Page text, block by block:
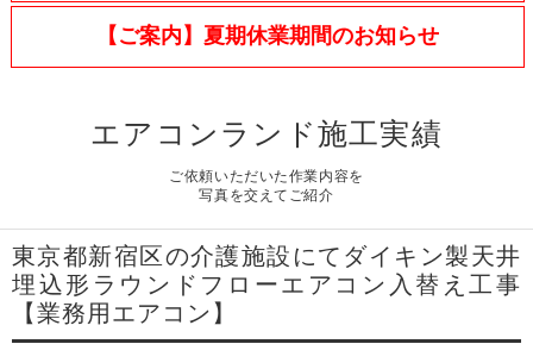
Company
施工実績
Work
Question
お問い合わせ
Contact us
電話問い合わせはこちら
Call a store
無料見積り依頼はこちら
Estimate request
【ご案内】夏期休業期間のお知らせ
エアコンランド施工実績
ご依頼いただいた作業内容を
写真を交えてご紹介
東京都新宿区の介護施設にてダイキン製天井
埋込形ラウンドフローエアコン入替え工事
【業務用エアコン】